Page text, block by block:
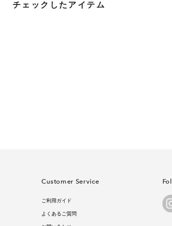
チェックしたアイテム
Customer Service
ご利用ガイド
よくあるご質問